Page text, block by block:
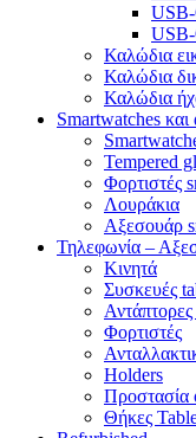
Καλώδια
Καλώδια
Καλώδια
Smartwatches
Tempered
Φορτιστές
Λουράκια
Αξεσουάρ
Τηλεφωνία –
Κινητά
Συσκευές
Φορτιστές
Holders
Προστασία
Θήκες